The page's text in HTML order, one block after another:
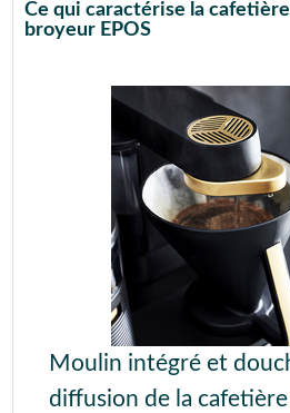
Ce qui caractérise la
broyeur EPOS
Moulin intégré et
diffusion de la cafetière